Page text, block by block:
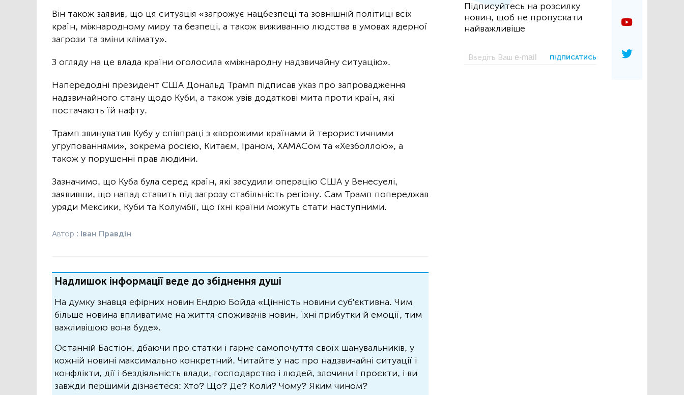
Він також заявив, що ця ситуація «загрожує нацбезпеці та зовнішній політиці всіх
країн, міжнародному миру та безпеці, а також виживанню людства в умовах ядерної
загрози та зміни клімату».
З огляду на це влада країни оголосила «міжнародну надзвичайну ситуацію».
Напередодні президент США Дональд Трамп підписав указ про запровадження
надзвичайного стану щодо Куби, а також увів додаткові мита проти країн, які
постачають їй нафту.
Трамп звинуватив Кубу у співпраці з «ворожими країнами й терористичними
угрупованнями», зокрема росією, Китаєм, Іраном, ХАМАСом та «Хезболлою», а
також у порушенні прав людини.
Зазначимо, що Куба була серед країн, які засудили операцію США у Венесуелі,
заявивши, що напад ставить під загрозу стабільність регіону. Сам Трамп попереджав
уряди Мексики, Куби та Колумбії, що їхні країни можуть стати наступними.
Автор : Іван Правдін
Надлишок інформації веде до збіднення душі
На думку знавця ефірних новин Ендрю Бойда «Цінність новини суб'єктивна. Чим
більше новина впливатиме на життя споживачів новин, їхні прибутки й емоції, тим
важливішою вона буде».
Останній Бастіон, дбаючи про статки і гарне самопочуття своїх шанувальників, у
кожній новині максимально конкретний. Читайте у нас про надзвичайні ситуації і
конфлікти, дії і бездіяльність влади, господарство і людей, злочини і проєкти, і ви
завжди першими дізнаєтеся: Хто? Що? Де? Коли? Чому? Яким чином?
Підписуйтесь на розсилку
новин, щоб не пропускати
найважливіше
ПІДПИСАТИСЬ